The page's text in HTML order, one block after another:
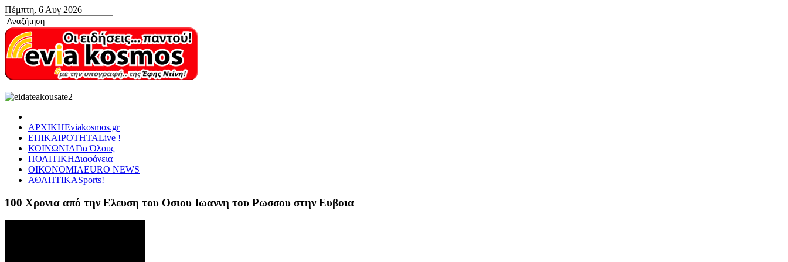
Πέμπτη, 6 Αυγ 2026
ΑΡΧΙΚΗEviakosmos.gr
ΕΠΙΚΑΙΡΟΤΗΤΑLive !
ΚΟΙΝΩΝΙΑΓια Όλους
ΠΟΛΙΤΙΚΗΔιαφάνεια
ΟΙΚΟΝΟΜΙΑEURO NEWS
ΑΘΛΗΤΙΚΑSports!
100 Χρονια από την Ελευση του Οσιου Ιωαννη του Ρωσσου στην Ευβοια